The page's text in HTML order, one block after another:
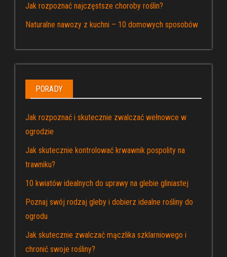
Jak rozpoznać najczęstsze choroby roślin?
Naturalne nawozy z kuchni – 10 domowych sposobów
PORADY
Jak rozpoznać i skutecznie zwalczać wełnowce w
ogrodzie
Jak skutecznie kontrolować krwawnik pospolity na
trawniku?
10 kwiatów idealnych do uprawy na glebie gliniastej
Poznaj swój rodzaj gleby i dobierz idealne rośliny do
ogrodu
Jak skutecznie zwalczać mączlika szklarniowego i
chronić swoje rośliny?